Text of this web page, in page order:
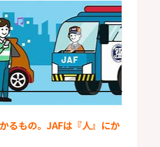
るもの。JAFは『人』にか